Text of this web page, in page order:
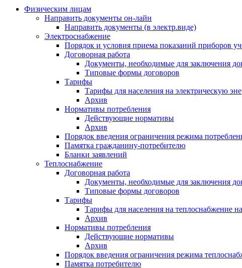
Физическим лицам
Направить документы он-лайн
Направить документы (в электр.виде)
Электроснабжение
Порядок и условия приема показаний приборов
Договорная работа
Документы, необходимые для заключения
Типовые формы договоров
Тарифы
Тарифы для населения на электрическую
Архив
Нормативы потребления
Действующие нормативы
Архив
Порядок введения ограничения режима
Памятка гражданину-потребителю
Бланки заявлений
Теплоснабжение
Договорная работа
Документы, необходимые для заключения
Типовые формы договоров
Тарифы
Тарифы для населения на теплоснабжение
Архив
Нормативы потребления
Действующие нормативы
Архив
Порядок введения ограничения режима
Памятка потребителю